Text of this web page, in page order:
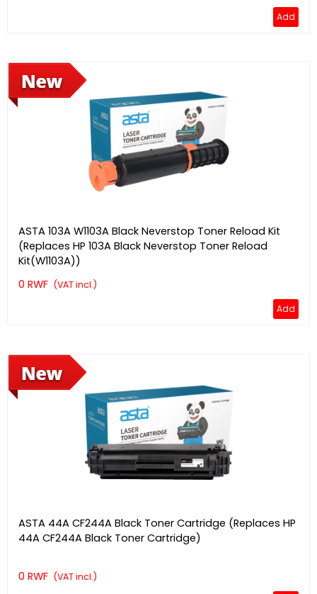
Add
ASTA 103A W1103A Black Neverstop Toner Reload Kit
(Replaces HP 103A Black Neverstop Toner Reload
Kit(W1103A))
0 RWF (VAT incl.)
Add
ASTA 44A CF244A Black Toner Cartridge (Replaces HP
44A CF244A Black Toner Cartridge)
0 RWF (VAT incl.)